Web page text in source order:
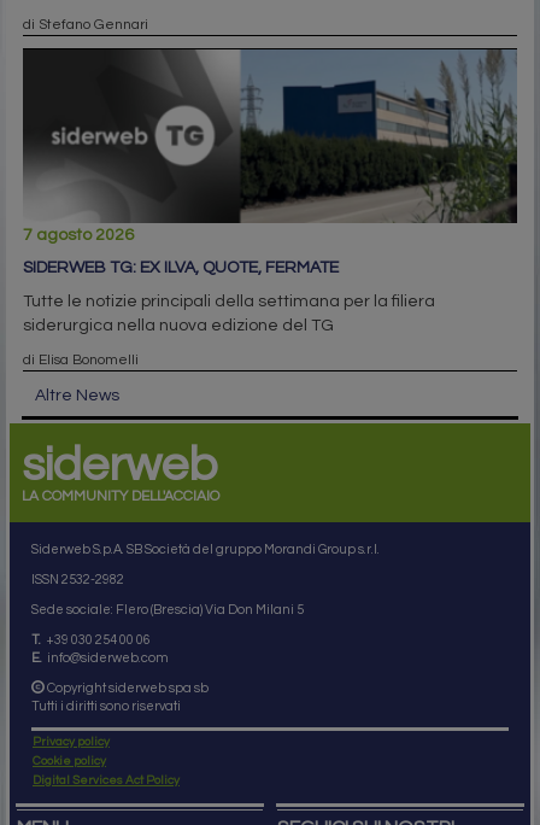
di Stefano Gennari
7 agosto 2026
SIDERWEB TG: EX ILVA, QUOTE, FERMATE
Tutte le notizie principali della settimana per la filiera
siderurgica nella nuova edizione del TG
di Elisa Bonomelli
Altre News
siderweb
LA COMMUNITY DELL'ACCIAIO
Siderweb S.p.A. SB Società del gruppo Morandi Group s.r.l.
ISSN 2532-2982
Sede sociale: Flero (Brescia) Via Don Milani 5
T. +39 030 254 00 06
E.
info@siderweb.com
Copyright siderweb spa sb
Tutti i diritti sono riservati
Privacy policy
Cookie policy
Digital Services Act Policy